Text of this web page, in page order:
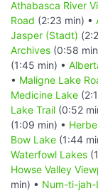
Athabasca River
Road (2:23 min) •
Jasper (Stadt)
Archives (0:58
(1:45 min) •
• Maligne Lake
Medicine Lake
Lake Trail (0:52
(1:09 min) •
Bow Lake (1:44
Waterfowl Lakes
Howse Valley
min) • Num-ti-